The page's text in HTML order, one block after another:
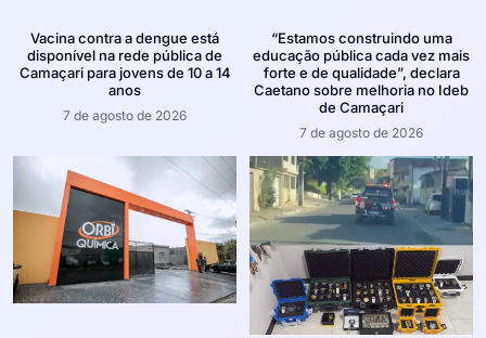
Vacina contra a dengue está
disponível na rede pública de
Camaçari para jovens de 10 a 14
anos
7 de agosto de 2026
“Estamos construindo uma
educação pública cada vez mais
forte e de qualidade”, declara
Caetano sobre melhoria no Ideb
de Camaçari
7 de agosto de 2026